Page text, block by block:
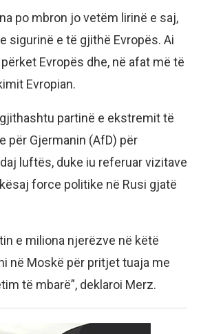
po mbron jo vetëm lirinë e saj,
sigurinë e të gjithë Evropës. Ai
Evropës dhe, në afat më të
Evropian.
partinë e ekstremit të
për Gjermanin (AfD) për
luftës, duke iu referuar vizitave
force politike në Rusi gjatë
e miliona njerëzve në këtë
në Moskë për pritjet tuaja me
të mbarë”, deklaroi Merz.